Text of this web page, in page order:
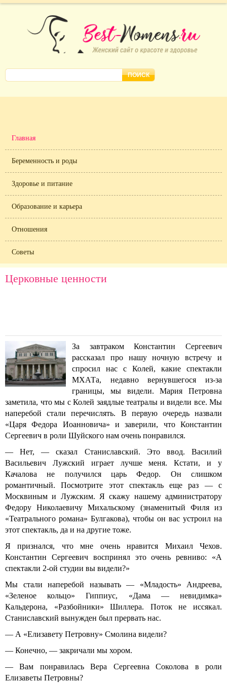
Главная
Беременность и роды
Здоровье и питание
Образование и карьера
Отношения
Советы
Церковные ценности
За завтраком Константин Сергеевич
рассказал про нашу ночную встречу и
спросил нас с Колей, какие спектакли
МХАТа, недавно вернувшегося из-за
границы, мы видели. Мария Петровна
заметила, что мы с Колей заядлые театралы и видели все. Мы
наперебой стали перечислять. В первую очередь назвали
«Царя Федора Иоанновича» и заверили, что Константин
Сергеевич в роли Шуйского нам очень понравился.
— Нет, — сказал Станиславский. Это ввод. Василий
Васильевич Лужский играет лучше меня. Кстати, и у
Качалова не получился царь Федор. Он слишком
романтичный. Посмотрите этот спектакль еще раз — с
Москвиным и Лужским. Я скажу нашему администратору
Федору Николаевичу Михальскому (знаменитый Филя из
«Театрального романа» Булгакова), чтобы он вас устроил на
этот спектакль, да и на другие тоже.
Я признался, что мне очень нравится Михаил Чехов.
Константин Сергеевич воспринял это очень ревниво: «А
спектакли 2-ой студии вы видели?»
Мы стали наперебой называть — «Младость» Андреева,
«Зеленое кольцо» Гиппиус, «Дама — невидимка»
Кальдерона, «Разбойники» Шиллера. Поток не иссякал.
Станиславский вынужден был прервать нас.
— А «Елизавету Петровну» Смолина видели?
— Конечно, — закричали мы хором.
— Вам понравилась Вера Сергеевна Соколова в роли
Елизаветы Петровны?